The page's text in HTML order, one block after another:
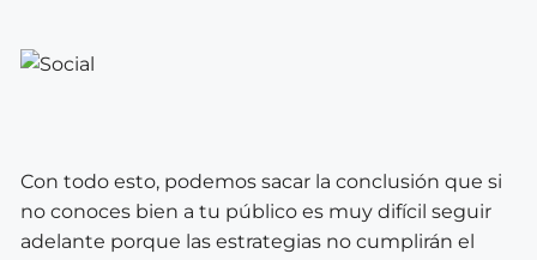
Con todo esto, podemos sacar la conclusión que si
no conoces bien a tu público es muy difícil seguir
adelante porque las estrategias no cumplirán el